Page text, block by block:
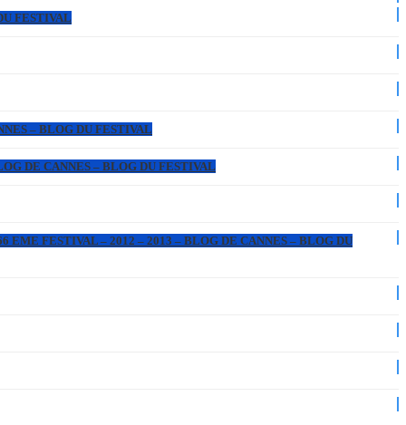
FESTIVAL
– BLOG DU FESTIVAL
DE CANNES – BLOG DU FESTIVAL
FESTIVAL – 2012 – 2013 – BLOG DE CANNES – BLOG DU